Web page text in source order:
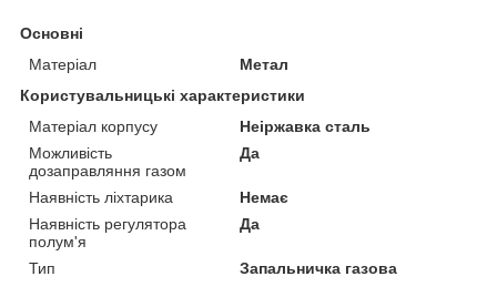
Основні
Матеріал
Метал
Користувальницькі характеристики
Матеріал корпусу
Неіржавка сталь
Можливість
дозаправляння газом
Да
Наявність ліхтарика
Немає
Наявність регулятора
полум'я
Да
Тип Запальничка газова